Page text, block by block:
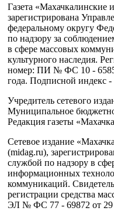
Газета «Махачкалинские
зарегистрирована
федеральному округу
по надзору за
в сфере массовых
культурного наследия.
номер: ПИ № ФС 10 - 6585
года. Подписной индекс
Учредитель сетевого
Муниципальное
Редакция газеты
Сетевое издание
(midag.ru),
службой по надзору в
информационных
коммуникаций.
регистрации средства
ЭЛ № ФС 77 - 69872 от 29